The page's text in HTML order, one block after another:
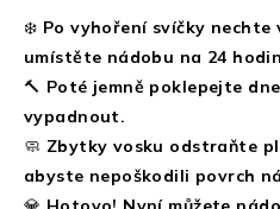
❄️ Po vyhoření svíčky
umístěte nádobu na 24
🔨 Poté jemně poklepejte
vypadnout.
🧼 Zbytky vosku odstraňte
abyste nepoškodili povrch